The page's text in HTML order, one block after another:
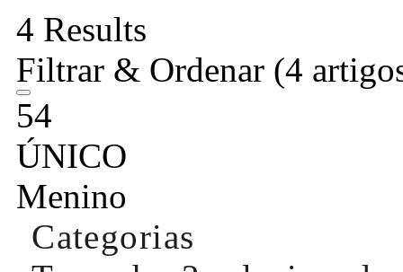
4 Results
Filtrar & Ordenar (4
54
ÚNICO
Menino
Categorias